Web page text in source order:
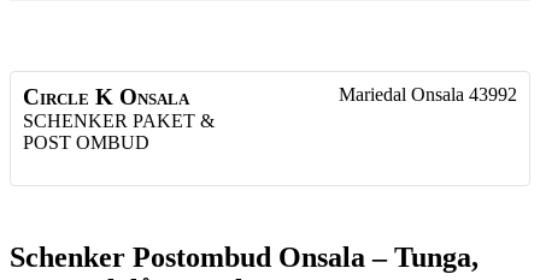
Circle K Onsala
SCHENKER PAKET &
POST OMBUD
Mariedal Onsala 43992
Schenker Postombud Onsala – Tunga,